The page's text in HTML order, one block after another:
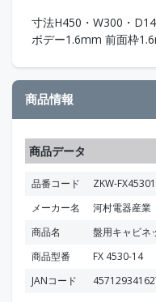
寸法H450・W300・
ボデー1.6mm 前面枠
商品情報
商品データ
品番コード
ZKW-
メーカー名
河村電器産業
商品名
盤用キャビネ
商品型番
FX 4530-14
JANコード